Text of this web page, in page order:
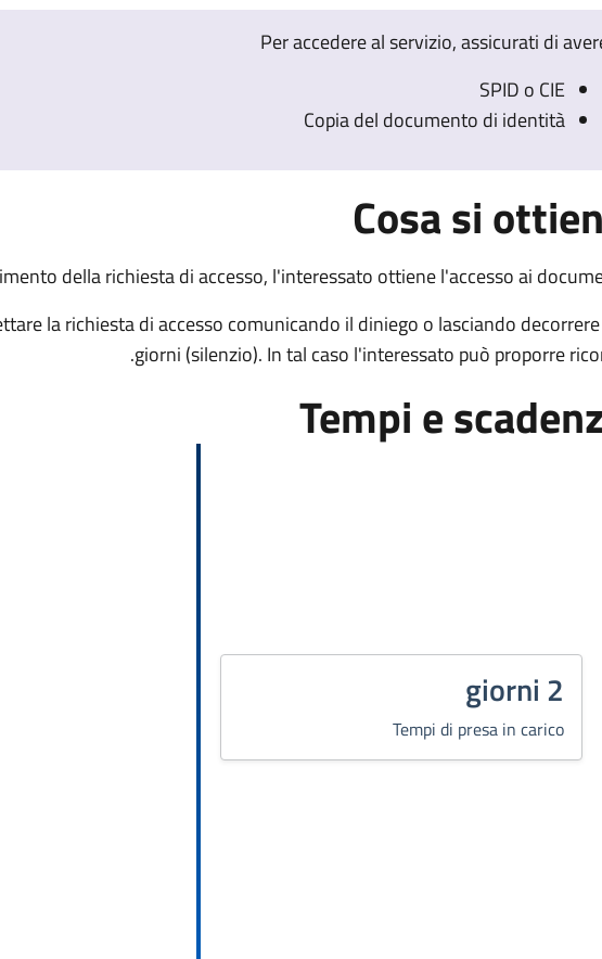
Per accedere al servizio, assicurati di
SPID o CIE
Copia del documento di identità
Cosa si
della richiesta di accesso, l'interessato ottiene l'accesso ai
la richiesta di accesso comunicando il diniego o lasciando
giorni (silenzio). In tal caso l'interessato può proporre
Tempi e
2 giorni
Tempi di presa in carico